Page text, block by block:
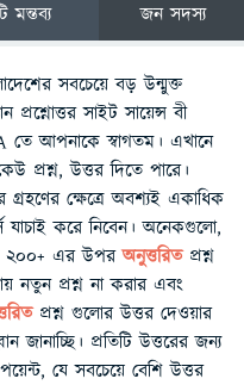
মন্তব্য জন সদস্য
সবচেয়ে বড় উন্মুক্ত
প্রশ্নোত্তর সাইট সায়েন্স বী
তে আপনাকে স্বাগতম। এখানে
প্রশ্ন, উত্তর দিতে পারে।
গ্রহণের ক্ষেত্রে অবশ্যই একাধিক
যাচাই করে নিবেন। অনেকগুলো,
২০০+ এর উপরঅনুত্তরিতপ্রশ্ন
নতুন প্রশ্ন না করার এবং
প্রশ্ন গুলোর উত্তর দেওয়ার
জানাচ্ছি। প্রতিটি উত্তরের জন্য
যে সবচেয়ে বেশি উত্তর